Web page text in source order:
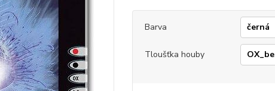
Barva
Tloušťka houby